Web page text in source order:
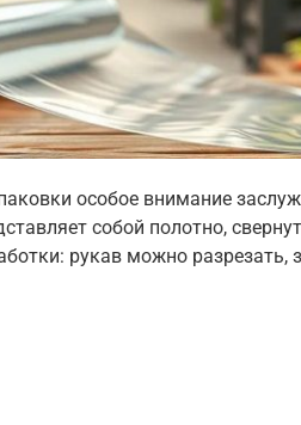
особое внимание
собой полотно,
рукав можно разрезать,